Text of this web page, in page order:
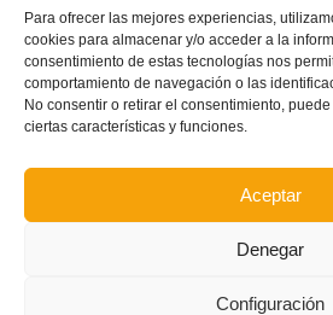
Para ofrecer las mejores experiencias,
cookies para almacenar y/o acceder a la
consentimiento de estas tecnologías nos
comportamiento de navegación o las
No consentir o retirar el consentimiento,
ciertas características y funciones.
Aceptar
Denegar
Configuración
Acuerdos Comité de Apelación del 15 y 21